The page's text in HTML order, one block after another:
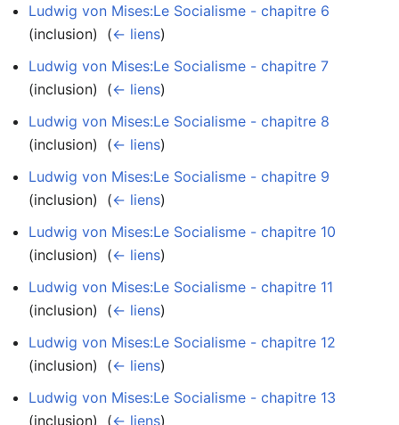
Ludwig von Mises:Le Socialisme - chapitre 6
(inclusion) ‎ (← liens)
Ludwig von Mises:Le Socialisme - chapitre 7
(inclusion) ‎ (← liens)
Ludwig von Mises:Le Socialisme - chapitre 8
(inclusion) ‎ (← liens)
Ludwig von Mises:Le Socialisme - chapitre 9
(inclusion) ‎ (← liens)
Ludwig von Mises:Le Socialisme - chapitre 10
(inclusion) ‎ (← liens)
Ludwig von Mises:Le Socialisme - chapitre 11
(inclusion) ‎ (← liens)
Ludwig von Mises:Le Socialisme - chapitre 12
(inclusion) ‎ (← liens)
Ludwig von Mises:Le Socialisme - chapitre 13
(inclusion) ‎ (← liens)